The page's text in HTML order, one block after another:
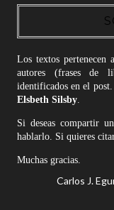
Los textos pertenecen a
autores (frases de
identificados en el
Elsbeth Silsby.
Si deseas compartir
hablarlo. Si quieres
Muchas gracias.
Carlos J.